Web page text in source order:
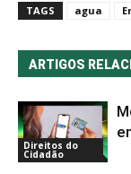
TAGS agua
ARTIGOS
Direitos do
Cidadão